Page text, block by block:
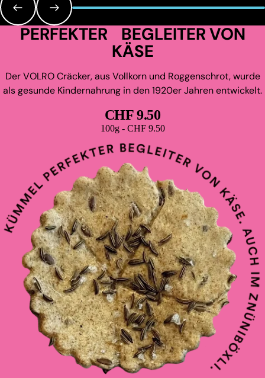
PERFEKTER BEGLEITER VON
KÄSE
Der VOLRO Cräcker, aus Vollkorn und Roggenschrot, wurde
als gesunde Kindernahrung in den 1920er Jahren entwickelt.
CHF 9.50
Grundpreis
100g - CHF 9.50